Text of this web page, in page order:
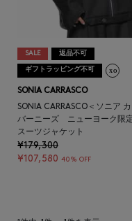
SALE 返品不可
ギフトラッピング不可
SONIA CARRASCO
SONIA CARRASCO＜ソニア
バーニーズ ニューヨーク限
スーツジャケット
¥179,300
¥107,580 40% OFF